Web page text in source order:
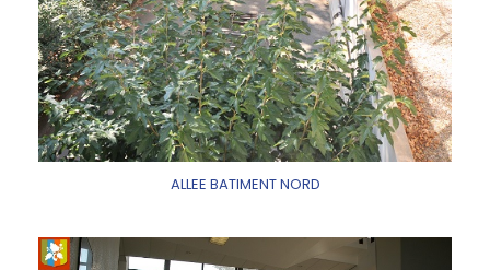
ALLEE BATIMENT NORD